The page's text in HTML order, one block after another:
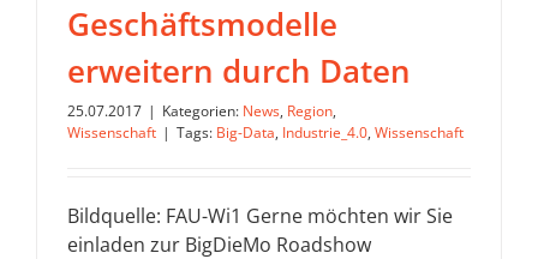
Geschäftsmodelle
erweitern durch Daten
25.07.2017 | Kategorien: News, Region,
Wissenschaft | Tags: Big-Data, Industrie_4.0, Wissenschaft
Bildquelle: FAU-Wi1 Gerne möchten wir Sie
einladen zur BigDieMo Roadshow